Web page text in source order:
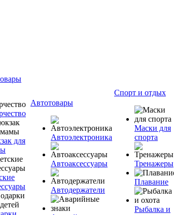
для
Автотовары
Автоэлектроника
Автоаксессуары
Автодержатели
Спорт и отдых
Маски для
спорта
Тренажеры
Плавание
Рыбалка и